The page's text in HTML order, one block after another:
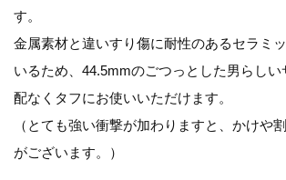
す。
金属素材と違いすり傷に耐性のあるセラミ
いるため、44.5mmのごつっとした男らし
配なくタフにお使いいただけます。
（とても強い衝撃が加わりますと、かけや
がございます。）